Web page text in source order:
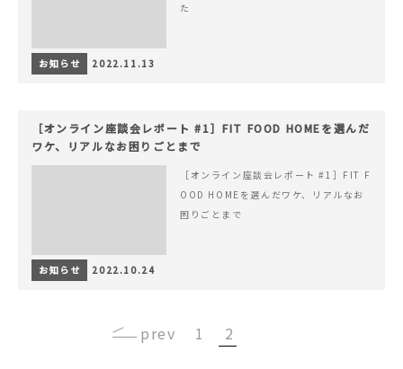
た
お知らせ 2022.11.13
［オンライン座談会レポート #1］FIT FOOD HOMEを選んだ
ワケ、リアルなお困りごとまで
［オンライン座談会レポート #1］FIT F
OOD HOMEを選んだワケ、リアルなお
困りごとまで
お知らせ 2022.10.24
‹ 1 2